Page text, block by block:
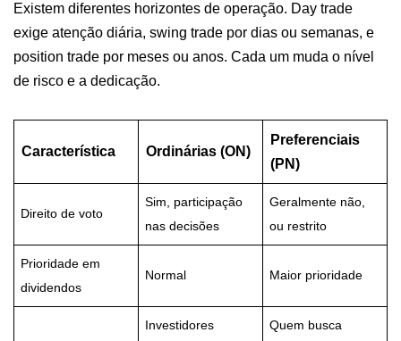
Existem diferentes horizontes de operação. Day trade
exige atenção diária, swing trade por dias ou semanas, e
position trade por meses ou anos. Cada um muda o nível
de risco e a dedicação.
Característica Ordinárias (ON)
Preferenciais
(PN)
Direito de voto
Sim, participação
nas decisões
Geralmente não,
ou restrito
Prioridade em
dividendos
Normal Maior prioridade
Investidores
Quem busca